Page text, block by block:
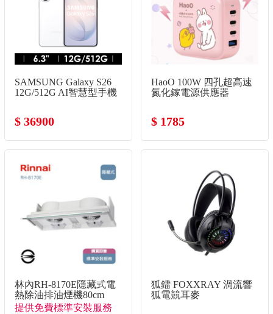
SAMSUNG Galaxy S26
12G/512G AI智慧型手機
$ 36900
HaoO 100W 四孔超高速
氮化鎵電源供應器
$ 1785
林內RH-8170E隱藏式電
熱除油排油煙機80cm
提供免費標準安裝服務
狐鐳 FOXXRAY 渦流響
狐電競耳麥